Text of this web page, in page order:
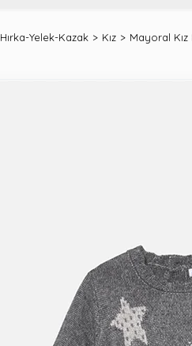
Hırka-Yelek-Kazak Kız Mayoral